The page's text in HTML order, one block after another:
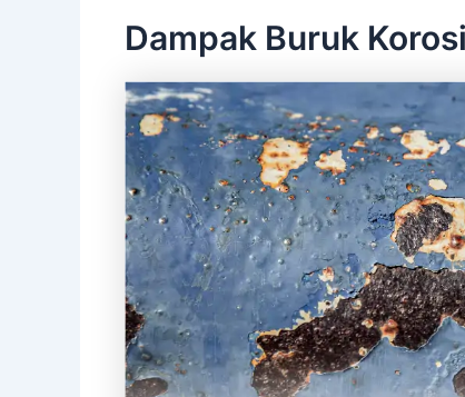
Dampak Buruk